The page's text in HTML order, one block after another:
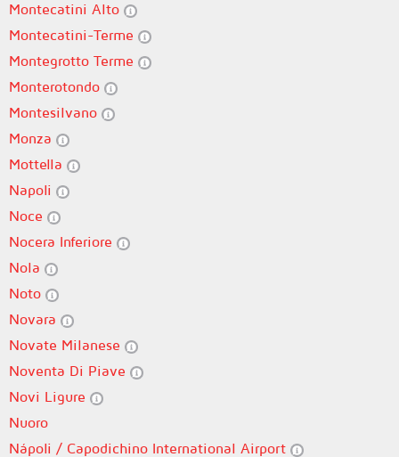
Montecatini Alto
Montecatini-Terme
Montegrotto Terme
Monterotondo
Montesilvano
Monza
Mottella
Napoli
Noce
Nocera Inferiore
Nola
Noto
Novara
Novate Milanese
Noventa Di Piave
Novi Ligure
Nuoro
Nápoli / Capodichino International Airport